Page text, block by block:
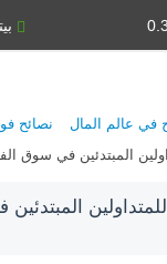
بيتكوين 66,342.10
في عالم المال نصائح
المبتدئين في سوق
للمتداولين